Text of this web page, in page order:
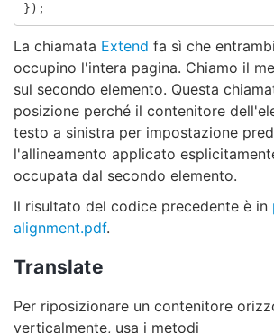
});
La chiamata Extend fa sì che
occupino l'intera pagina. Chiamo il
sul secondo elemento. Questa
posizione perché il contenitore
testo a sinistra per impostazione
l'allineamento applicato
occupata dal secondo elemento.
Il risultato del codice precedente è in
alignment.pdf.
Translate
Per riposizionare un contenitore
verticalmente, usa i metodi